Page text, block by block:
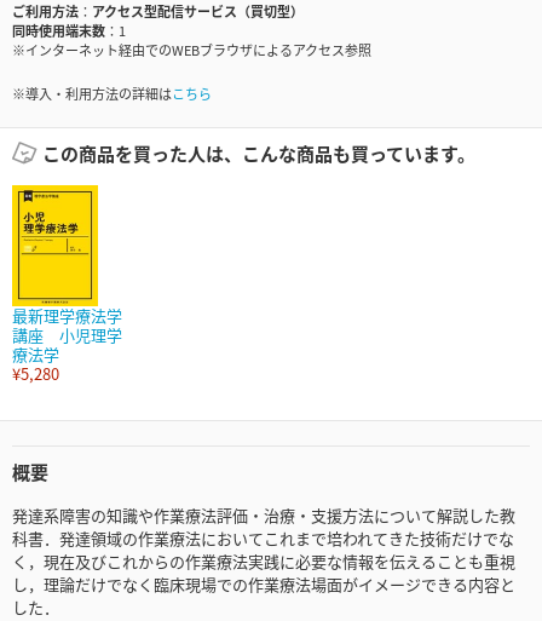
ご利用方法
アクセス型配信サービス（買切型）
同時使用端末数
1
※インターネット経由でのWEBブラウザによるアクセス参照
※導入・利用方法の詳細はこちら
この商品を買った人は、こんな商品も買っています。
最新理学療法学
講座 小児理学
療法学
¥5,280
概要
発達系障害の知識や作業療法評価・治療・支援方法について解説した教
科書．発達領域の作業療法においてこれまで培われてきた技術だけでな
く，現在及びこれからの作業療法実践に必要な情報を伝えることも重視
し，理論だけでなく臨床現場での作業療法場面がイメージできる内容と
した．